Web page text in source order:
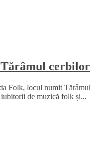
cerbilor
Folk, locul numit Tărâmul
de muzică folk și...